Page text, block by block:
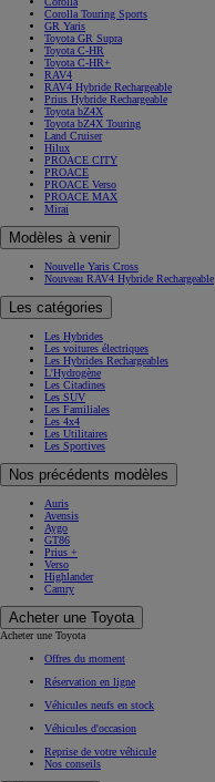
Corolla Touring Sports
GR Yaris
Toyota GR Supra
Toyota C-HR
Toyota C-HR+
RAV4
RAV4 Hybride Rechargeable
Prius Hybride Rechargeable
Toyota bZ4X
Toyota bZ4X Touring
Land Cruiser
Hilux
PROACE CITY
PROACE
PROACE Verso
PROACE MAX
Mirai
Modèles à venir
Nouvelle Yaris Cross
Nouveau RAV4 Hybride Rechargeable
Les catégories
Les Hybrides
Les voitures électriques
Les Hybrides Rechargeables
L'Hydrogène
Les Citadines
Les SUV
Les Familiales
Les 4x4
Les Utilitaires
Les Sportives
Nos précédents modèles
Auris
Avensis
Aygo
GT86
Prius +
Verso
Highlander
Camry
Acheter une Toyota
Acheter une Toyota
Offres du moment
Réservation en ligne
Véhicules neufs en stock
Véhicules d'occasion
Reprise de votre véhicule
Nos conseils